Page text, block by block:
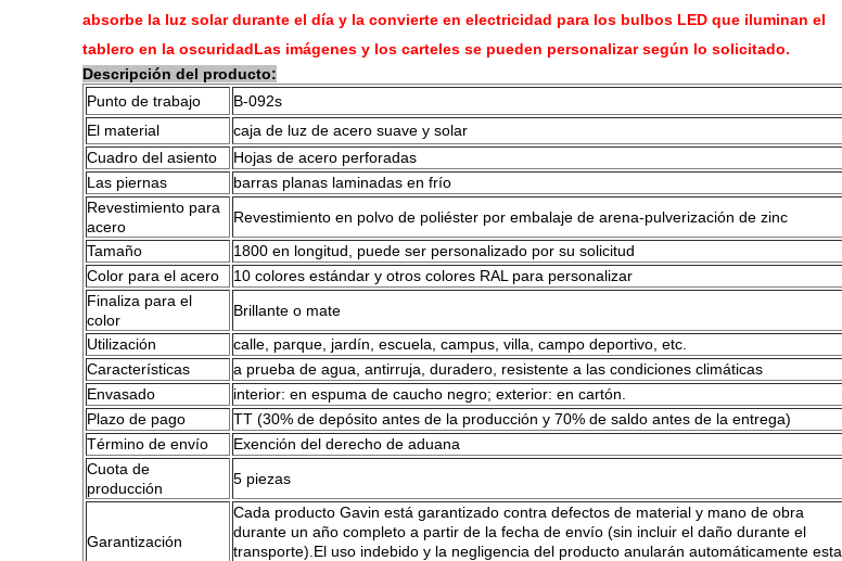
absorbe la luz solar durante el día y la convierte en electricidad para los bulbos LED que iluminan el
tablero en la oscuridadLas imágenes y los carteles se pueden personalizar según lo solicitado.
Descripción del producto:
Punto de trabajo
B-092s
El material
caja de luz de acero suave y solar
Cuadro del asiento
Hojas de acero perforadas
Las piernas
barras planas laminadas en frío
Revestimiento para
acero
Revestimiento en polvo de poliéster por embalaje de arena-pulverización de zinc
Tamaño
1800 en longitud, puede ser personalizado por su solicitud
Color para el acero
10 colores estándar y otros colores RAL para personalizar
Finaliza para el
color
Brillante o mate
Utilización
calle, parque, jardín, escuela, campus, villa, campo deportivo, etc.
Características
a prueba de agua, antirruja, duradero, resistente a las condiciones climáticas
Envasado
interior: en espuma de caucho negro; exterior: en cartón.
Plazo de pago
TT (30% de depósito antes de la producción y 70% de saldo antes de la entrega)
Término de envío
Exención del derecho de aduana
Cuota de
producción
5 piezas
Garantización
Cada producto Gavin está garantizado contra defectos de material y mano de obra
durante un año completo a partir de la fecha de envío (sin incluir el daño durante el
transporte).El uso indebido y la negligencia del producto anularán automáticamente esta